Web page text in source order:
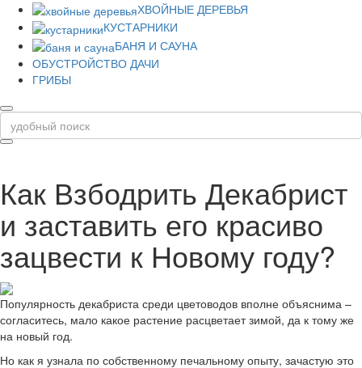
ХВОЙНЫЕ ДЕРЕВЬЯ
КУСТАРНИКИ
БАНЯ И САУНА
ОБУСТРОЙСТВО ДАЧИ
ГРИБЫ
Как Взбодрить Декабрист
и заставить его красиво
зацвести к Новому году?
Популярность декабриста среди цветоводов вполне объяснима –
согласитесь, мало какое растение расцветает зимой, да к тому же
на новый год.
Но как я узнала по собственному печальному опыту, зачастую это